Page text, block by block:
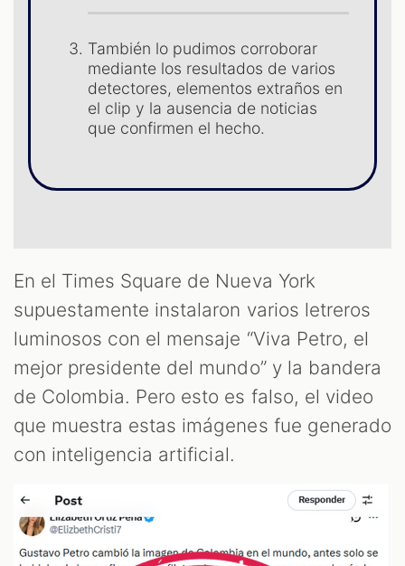
También lo pudimos corroborar
mediante los resultados de varios
detectores, elementos extraños en
el clip y la ausencia de noticias
que confirmen el hecho.
En el Times Square de Nueva York
supuestamente instalaron varios letreros
luminosos con el mensaje “Viva Petro, el
mejor presidente del mundo” y la bandera
de Colombia. Pero esto es falso, el video
que muestra estas imágenes fue generado
con inteligencia artificial.